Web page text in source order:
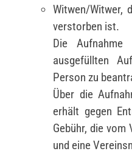
Witwen/Witwer,
verstorben ist.
Die
ausgefüllten
Person zu
Über die
erhält gegen
Gebühr, die
und eine